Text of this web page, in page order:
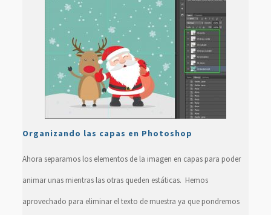
Organizando las capas en Photoshop
Ahora separamos los elementos de la imagen en capas para poder
animar unas mientras las otras queden estáticas. Hemos
aprovechado para eliminar el texto de muestra ya que pondremos